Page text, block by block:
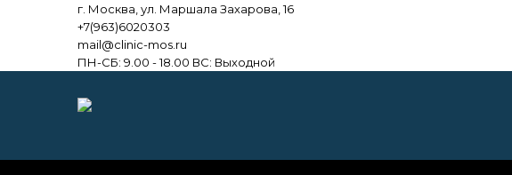
г. Москва, ул. Маршала Захарова, 16
+7(963)6020303
mail@clinic-mos.ru
ПН-СБ: 9.00 - 18.00 ВС: Выходной